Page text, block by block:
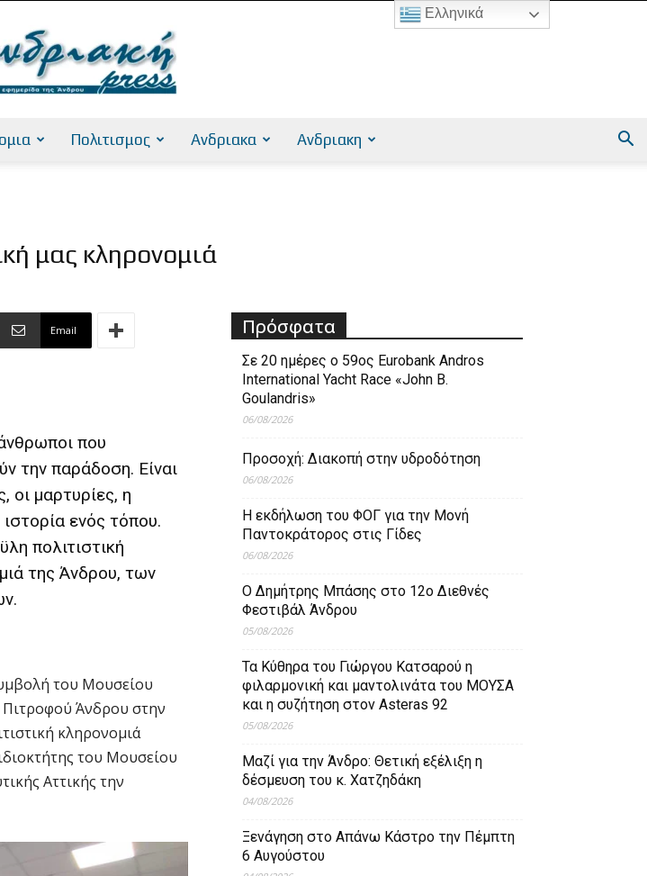
Πολιτισμος Ανδριακα Ανδριακη
μας κληρονομιά
Email
άνθρωποι που
την παράδοση. Είναι
οι μαρτυρίες, η
ενός τόπου.
πολιτιστική
της Άνδρου, των
του Μουσείου
Πιτροφού Άνδρου στην
κληρονομιά
του Μουσείου
Αττικής την
Πρόσφατα
Σε 20 ημέρες ο 59ος Eurobank Andros
International Yacht Race «John B.
Goulandris»
06/08/2026
Προσοχή: Διακοπή στην υδροδότηση
06/08/2026
Η εκδήλωση του ΦΟΓ για την Μονή
Παντοκράτορος στις Γίδες
06/08/2026
Ο Δημήτρης Μπάσης στο 12ο Διεθνές
Φεστιβάλ Άνδρου
05/08/2026
Τα Κύθηρα του Γιώργου Κατσαρού η
φιλαρμονική και μαντολινάτα του ΜΟΥΣΑ
και η συζήτηση στον Asteras 92
05/08/2026
Μαζί για την Άνδρο: Θετική εξέλιξη η
δέσμευση του κ. Χατζηδάκη
04/08/2026
Ξενάγηση στο Απάνω Κάστρο την Πέμπτη
6 Αυγούστου
Ελληνικά